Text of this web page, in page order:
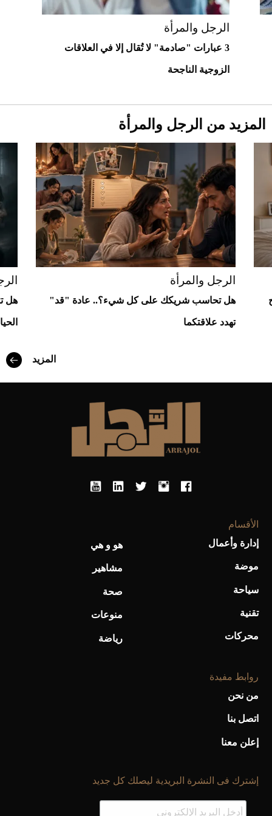
Aston Martin Valiant: على هوى الأبطال
الرجل والمرأة
3 عبارات "صادمة" لا تُقال إلا في العلاقات
الزوجية الناجحة
المزيد من الرجل والمرأة
الرجل والمرأة
هل تحاسب شريكك على كل شيء؟.. عادة "قد"
تهدد علاقتكما
هل
المزيد
الأقسام
إدارة وأعمال
موضة
سياحة
تقنية
محركات
هو و هي
مشاهير
صحة
منوعات
رياضة
روابط مفيدة
من نحن
اتصل بنا
إعلن معنا
إشترك فى النشرة البريدية ليصلك كل جديد